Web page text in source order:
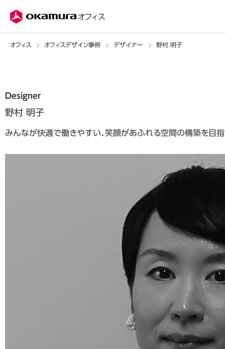
オフィス
オフィス オフィスデザイン事例 デザイナー 野村 明子
Designer
野村 明子
みんなが快適で働きやすい、笑顔があふれる空間の構築を目指